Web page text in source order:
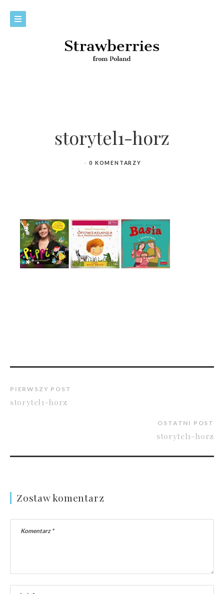
storytel1-horz
0 KOMENTARZY
PIERWSZY POST
storytel1-horz
OSTATNI POST
storytel1-horz
Zostaw komentarz